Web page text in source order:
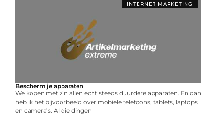
INTERNET MARKETING
Bescherm je apparaten
We kopen met z’n allen echt steeds duurdere apparaten. En dan
heb ik het bijvoorbeeld over mobiele telefoons, tablets, laptops
en camera’s. Al die dingen